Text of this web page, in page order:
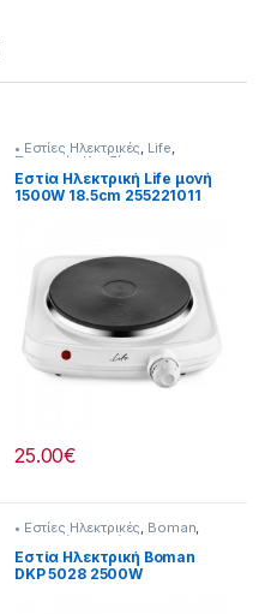
• Εστίες Ηλεκτρικές, Life,
Συσκευές Κουζίνας
Εστία Ηλεκτρική Life μονή
1500W 18.5cm 255221011
25.00€
• Εστίες Ηλεκτρικές Boman
Συσκευές Κουζίνας
Εστία Ηλεκτρική Boman
DKP 5028 2500W